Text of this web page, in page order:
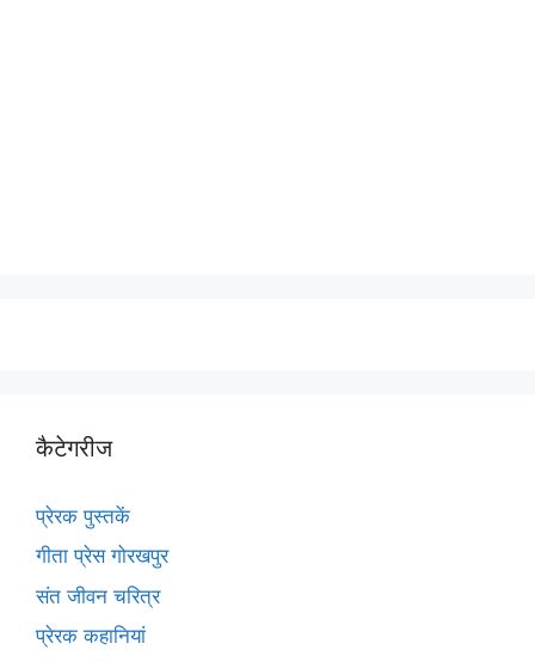
कैटेगरीज
प्रेरक पुस्तकें
गीता प्रेस गोरखपुर
संत जीवन चरित्र
प्रेरक कहानियां